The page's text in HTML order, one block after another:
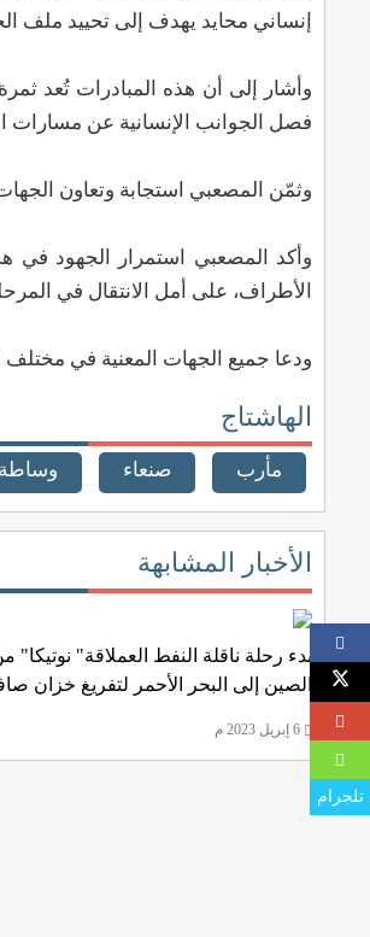
إنساني محايد يهدف إلى تحييد ملف
وأشار إلى أن هذه المبادرات تُعد
فصل الجوانب الإنسانية عن مسارات
وثمّن المصعبي استجابة وتعاون
وأكد المصعبي استمرار الجهود في
الأطراف، على أمل الانتقال في
ودعا جميع الجهات المعنية في مختلف
الهاشتاج
مأرب صنعاء
الأخبار المشابهة
بدء رحلة ناقلة النفط العملاقة" نوتيكا"
الصين إلى البحر الأحمر لتفريغ خزان
تلجرام